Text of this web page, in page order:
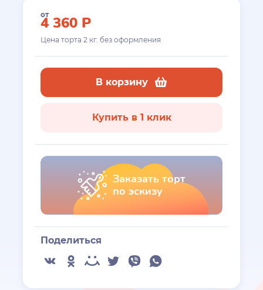
от
4 360 Р
Цена торта 2 кг. без оформления
В корзину
Купить в 1 клик
Заказать торт
по эскизу
Поделиться